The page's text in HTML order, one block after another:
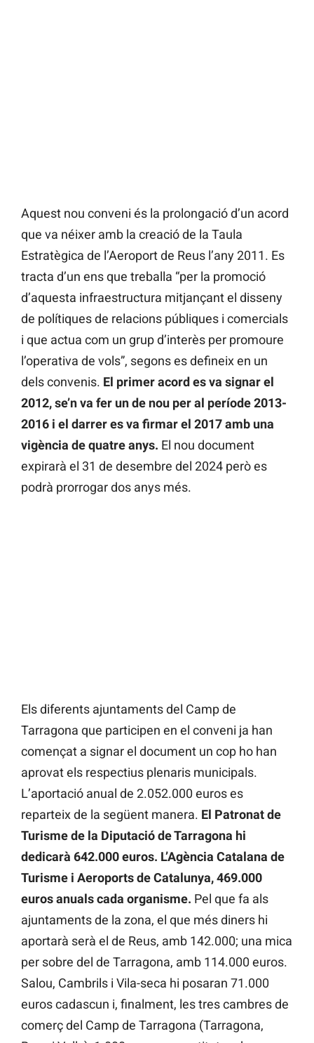
Aquest nou conveni és la prolongació d’un acord
que va néixer amb la creació de la Taula
Estratègica de l’Aeroport de Reus l’any 2011. Es
tracta d’un ens que treballa “per la promoció
d’aquesta infraestructura mitjançant el disseny
de polítiques de relacions públiques i comercials
i que actua com un grup d’interès per promoure
l’operativa de vols”, segons es defineix en un
dels convenis. El primer acord es va signar el
2012, se’n va fer un de nou per al període 2013-
2016 i el darrer es va firmar el 2017 amb una
vigència de quatre anys. El nou document
expirarà el 31 de desembre del 2024 però es
podrà prorrogar dos anys més.
Els diferents ajuntaments del Camp de
Tarragona que participen en el conveni ja han
començat a signar el document un cop ho han
aprovat els respectius plenaris municipals.
L’aportació anual de 2.052.000 euros es
reparteix de la següent manera. El Patronat de
Turisme de la Diputació de Tarragona hi
dedicarà 642.000 euros. L’Agència Catalana de
Turisme i Aeroports de Catalunya, 469.000
euros anuals cada organisme. Pel que fa als
ajuntaments de la zona, el que més diners hi
aportarà serà el de Reus, amb 142.000; una mica
per sobre del de Tarragona, amb 114.000 euros.
Salou, Cambrils i Vila-seca hi posaran 71.000
euros cadascun i, finalment, les tres cambres de
comerç del Camp de Tarragona (Tarragona,